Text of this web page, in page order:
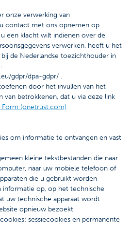
onze verwerking van
contact met ons opnemen op
een klacht wilt indienen over de
verwerken, heeft u het
de Nederlandse toezichthouder in
gdpr/dpa-gdpr/ .
door het invullen van het
betrokkenen, dat u via deze link
Form (onetrust.com)
om informatie te ontvangen en vast
kleine tekstbestanden die naar
naar uw mobiele telefoon of
die u gebruikt worden
informatie op, op het technische
uw technische apparaat wordt
opnieuw bezoekt.
sessiecookies en permanente